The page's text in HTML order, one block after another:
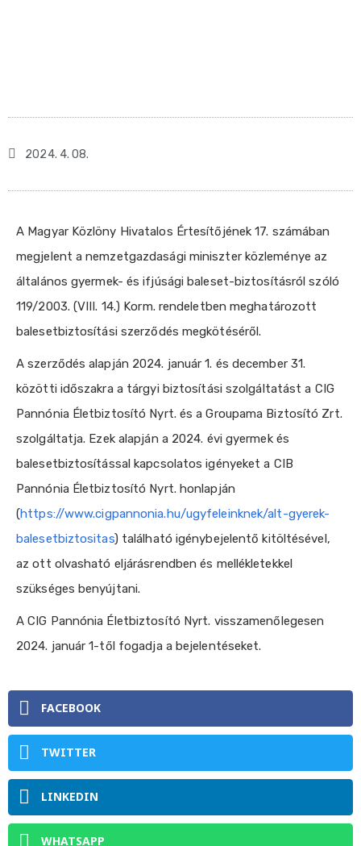
2024. 4. 08.
A Magyar Közlöny Hivatalos Értesítőjének 17. számában
megjelent a nemzetgazdasági miniszter közleménye az
általános gyermek- és ifjúsági baleset-biztosításról szóló
119/2003. (VIII. 14.) Korm. rendeletben meghatározott
balesetbiztosítási szerződés megkötéséről.
A szerződés alapján 2024. január 1. és december 31.
közötti időszakra a tárgyi biztosítási szolgáltatást a CIG
Pannónia Életbiztosító Nyrt. és a Groupama Biztosító Zrt.
szolgáltatja. Ezek alapján a 2024. évi gyermek és
balesetbiztosítással kapcsolatos igényeket a CIB
Pannónia Életbiztosító Nyrt. honlapján
(https://www.cigpannonia.hu/ugyfeleinknek/alt-gyerek-
balesetbiztositas) található igénybejelentő kitöltésével,
az ott olvasható eljárásrendben és mellékletekkel
szükséges benyújtani.
A CIG Pannónia Életbiztosító Nyrt. visszamenőlegesen
2024. január 1-től fogadja a bejelentéseket.
FACEBOOK
TWITTER
LINKEDIN
WHATSAPP